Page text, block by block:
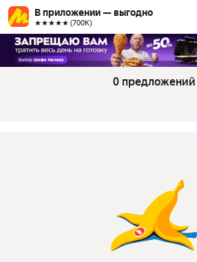
В приложении — выгодно
★★★★★ (700К)
0 предложений